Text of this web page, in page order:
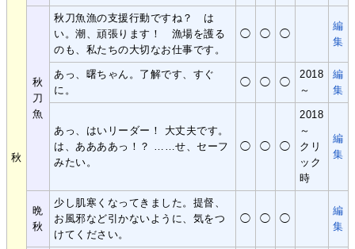
秋
秋
刀
魚
秋刀魚漁の支援行動ですね？ は
い。潮、頑張ります！ 漁場を護る
のも、私たちの大切なお仕事です。
◯ ◯ ◯
編
集
あっ、曙ちゃん。了解です、すぐ
に。
◯ ◯ ◯
2018
～
編
集
あっ、はいリーダー！ 大丈夫です。
は、ああああっ！？ ……せ、セーフ
みたい。
◯ ◯ ◯
2018
～
クリ
ック
時
編
集
晩
秋
少し肌寒くなってきました。提督、
お風邪など引かないように、気をつ
けてください。
◯ ◯ ◯
編
集